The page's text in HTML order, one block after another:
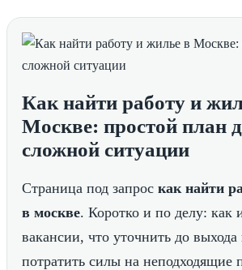
Как найти работу и
Москве: простой план
сложной ситуации
Страница под запрос как найти
в москве. Коротко и по делу: как
вакансии, что уточнить до выхода
потратить силы на неподходящие